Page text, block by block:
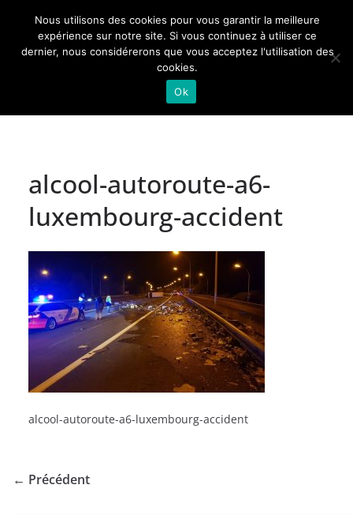
contenu
Actualités de Lorraine pour les Lorrains
alcool-autoroute-a6-
luxembourg-accident
alcool-autoroute-a6-luxembourg-accident
← Précédent
Nous utilisons des cookies pour vous garantir la meilleure
expérience sur notre site. Si vous continuez à utiliser ce
dernier, nous considérerons que vous acceptez l'utilisation des
cookies.
Ok